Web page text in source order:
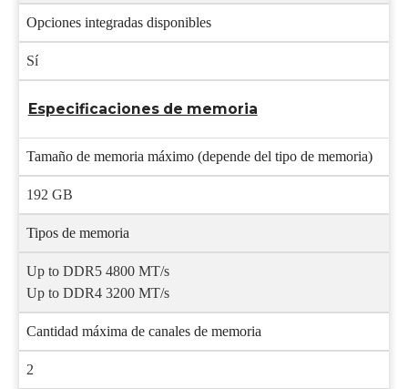
Opciones integradas disponibles
Sí
Especificaciones de memoria
Tamaño de memoria máximo (depende del tipo de memoria)
192 GB
Tipos de memoria
Up to DDR5 4800 MT/s
Up to DDR4 3200 MT/s
Cantidad máxima de canales de memoria
2